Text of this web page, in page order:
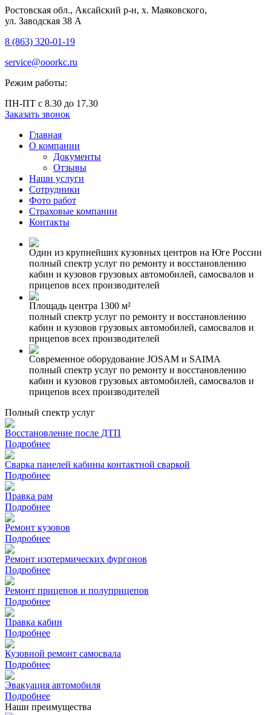
Ростовская обл., Аксайский р-н, х. Маяковского,
ул. Заводская 38 А
8 (863) 320‑01‑19
service@ooorkc.ru
Режим работы:
ПН-ПТ с 8.30 до 17.30
Заказать звонок
Главная
О компании
Документы
Отзывы
Наши услуги
Сотрудники
Фото работ
Страховые компании
Контакты
Один из крупнейших кузовных центров на Юге России
полный спектр услуг по ремонту и восстановлению
кабин и кузовов грузовых автомобилей, самосвалов и
прицепов всех производителей
Площадь центра 1300 м²
полный спектр услуг по ремонту и восстановлению
кабин и кузовов грузовых автомобилей, самосвалов и
прицепов всех производителей
Современное оборудование JOSAM и SAIMA
полный спектр услуг по ремонту и восстановлению
кабин и кузовов грузовых автомобилей, самосвалов и
прицепов всех производителей
Полный спектр услуг
Восстановление после ДТП
Подробнее
Сварка панелей кабины контактной сваркой
Подробнее
Правка рам
Подробнее
Ремонт кузовов
Подробнее
Ремонт изотермических фургонов
Подробнее
Ремонт прицепов и полуприцепов
Подробнее
Правка кабин
Подробнее
Кузовной ремонт самосвала
Подробнее
Эвакуация автомобиля
Подробнее
Наши преимущества